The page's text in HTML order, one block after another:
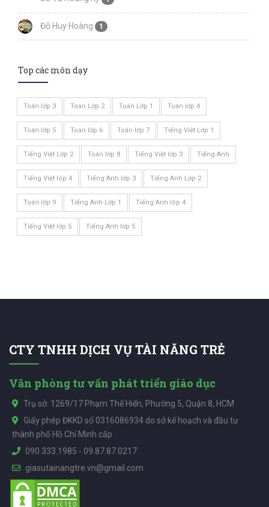
Đỗ Huy Hoàng 1
Top các môn dạy
Toán lớp 3 Toán Lớp 2 Toán Lớp 1 Toán lớp 4
Toán lớp 5 Toán lớp 6 Toán lớp 7 Tiếng Việt Lớp 1
Tiếng Việt Lớp 2 Toán lớp 8 Tiếng Việt lớp 3 Tiếng Anh
Tiếng Việt lóp 4 Tiếng Anh lớp 3 Tiếng Anh Lớp 2
Toán lớp 9 Tiếng Anh Lớp 1 Tiếng Anh lóp 4
Tiếng Việt lớp 5 Tiếng Anh lớp 5
CTY TNHH DỊCH VỤ TÀI NĂNG TRẺ
Văn phòng tư vấn phát triển giáo dục
Trụ sở: 1269/17 Phạm Thế Hiển, Phường 5, Quận 8, HCM
Giấy phép ĐKKD số 0316086934 do sở kế hoạch và đầu tư
thành phố Hồ Chí Minh cấp
090.333.1985 - 09.87.87.0217
giasutainangtre.vn@gmail.com